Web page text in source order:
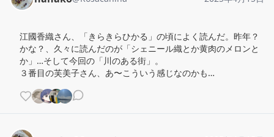
江國香織さん、「きらきらひかる」の頃によく読んだ。昨年？
かな？、久々に読んだのが「シェニール織とか黄肉のメロンと
か」…そして今回の「川のある街」。
３番目の芙美子さん、あ〜こういう感じなのかも…